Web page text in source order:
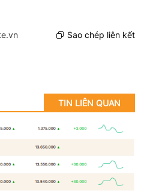
Sao chép liên kết
TIN LIÊN QUAN